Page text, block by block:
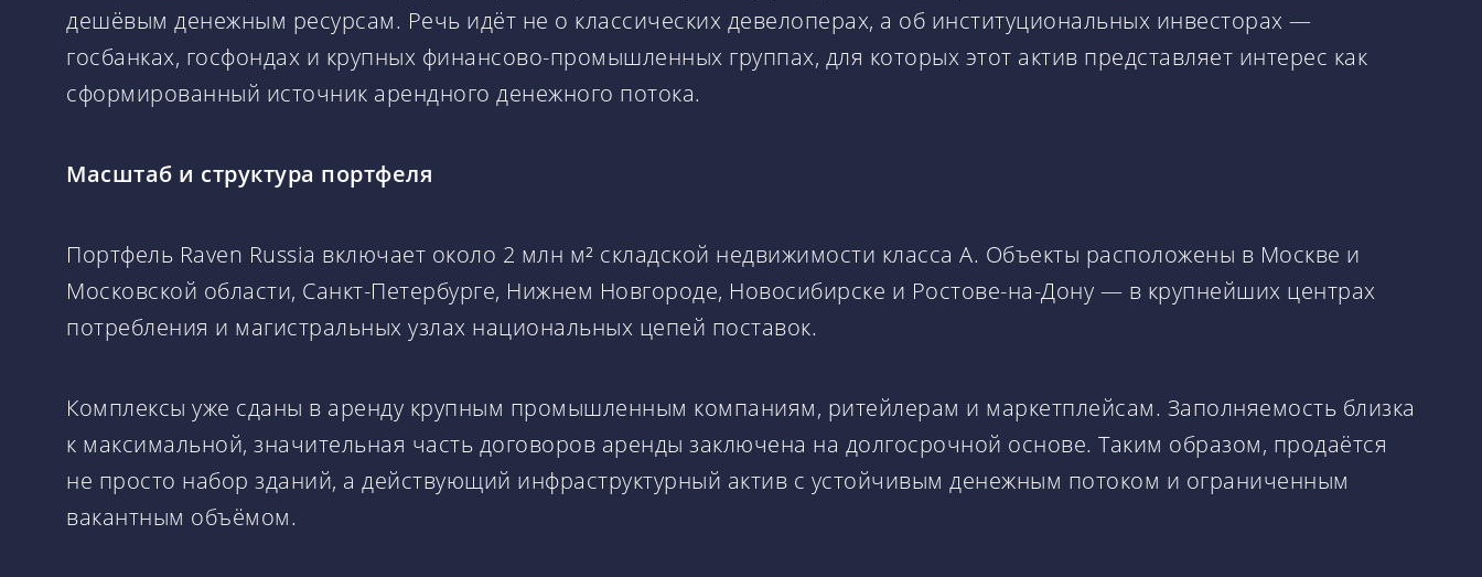
дешёвым денежным ресурсам. Речь идёт не о классических девелоперах, а об институциональных инвесторах —
госбанках, госфондах и крупных финансово-промышленных группах, для которых этот актив представляет интерес как
сформированный источник арендного денежного потока.
Масштаб и структура портфеля
Портфель Raven Russia включает около 2 млн м² складской недвижимости класса А. Объекты расположены в Москве и
Московской области, Санкт-Петербурге, Нижнем Новгороде, Новосибирске и Ростове-на-Дону — в крупнейших центрах
потребления и магистральных узлах национальных цепей поставок.
Комплексы уже сданы в аренду крупным промышленным компаниям, ритейлерам и маркетплейсам. Заполняемость близка
к максимальной, значительная часть договоров аренды заключена на долгосрочной основе. Таким образом, продаётся
не просто набор зданий, а действующий инфраструктурный актив с устойчивым денежным потоком и ограниченным
вакантным объёмом.